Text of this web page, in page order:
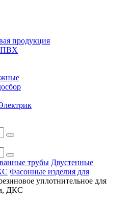
продукция
трубы Двустенные
Фасонные изделия для
уплотнительное для
ДКС